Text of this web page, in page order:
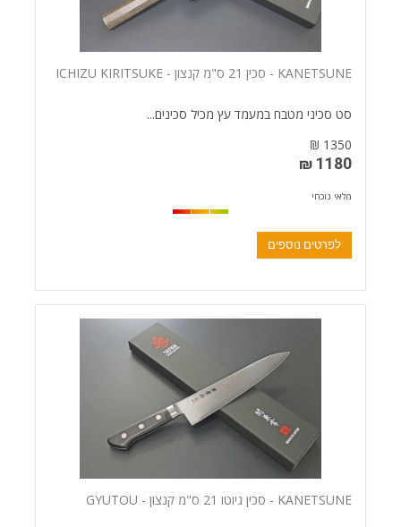
KANETSUNE - סכין 21 ס"מ קנצון - ICHIZU KIRITSUKE
סט סכיני מטבח במעמד עץ מכיל סכינים...
1350 ₪
1180 ₪
מלאי נוכחי
לפרטים נוספים
KANETSUNE - סכין גיוטו 21 ס"מ קנצון - GYUTOU